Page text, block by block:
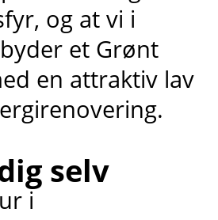
og at vi i
et Grønt
en attraktiv lav
selv
i